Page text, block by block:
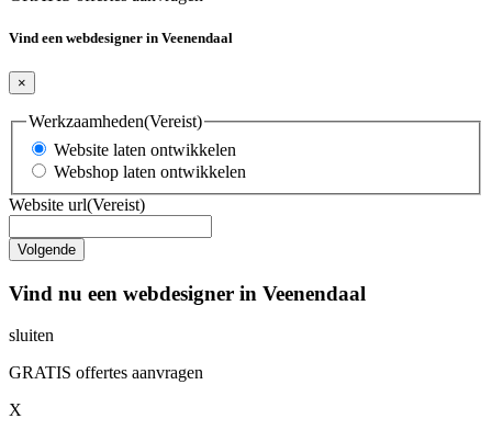
Vind een webdesigner in Veenendaal
×
Werkzaamheden(Vereist)
Website laten ontwikkelen
Webshop laten ontwikkelen
Website url(Vereist)
Vind nu een webdesigner in Veenendaal
sluiten
GRATIS offertes aanvragen
X